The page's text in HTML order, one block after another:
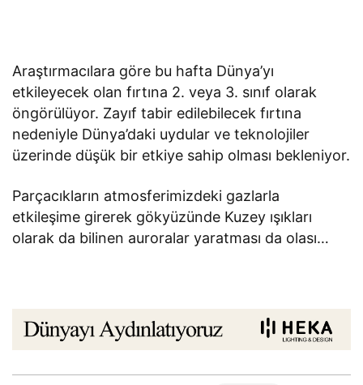
Araştırmacılara göre bu hafta Dünya’yı
etkileyecek olan fırtına 2. veya 3. sınıf olarak
öngörülüyor. Zayıf tabir edilebilecek fırtına
nedeniyle Dünya’daki uydular ve teknolojiler
üzerinde düşük bir etkiye sahip olması bekleniyor.
Parçacıkların atmosferimizdeki gazlarla
etkileşime girerek gökyüzünde Kuzey ışıkları
olarak da bilinen auroralar yaratması da olası…